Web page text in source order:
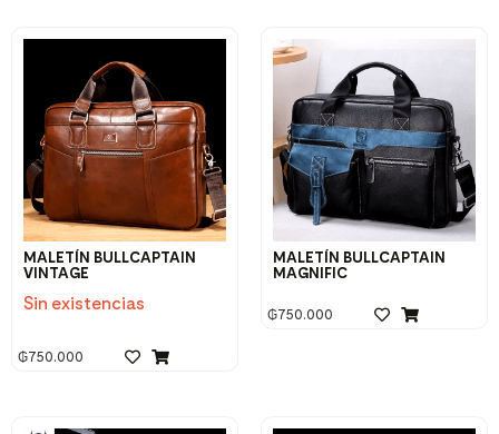
MALETÍN BULLCAPTAIN
VINTAGE
Sin existencias
₲750.000
MALETÍN BULLCAPTAIN
MAGNIFIC
₲750.000